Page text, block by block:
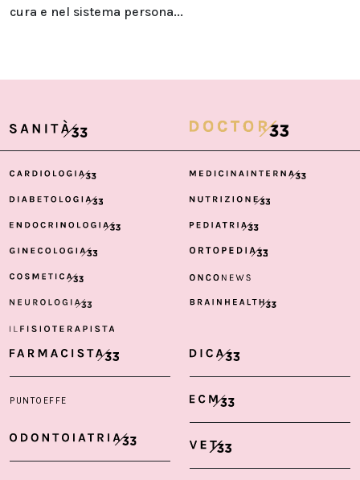
cura e nel sistema persona...